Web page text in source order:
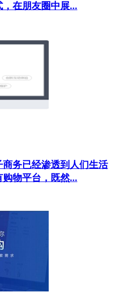
在朋友圈中展...
务已经渗透到人们生活
物平台，既然...